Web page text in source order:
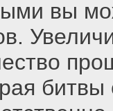
вы
битвы